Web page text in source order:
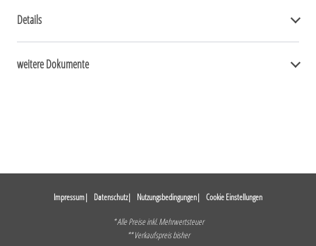
Details
weitere Dokumente
Impressum Datenschutz Nutzungsbedingungen Cookie Einstellungen
* Alle Preise inkl. Mehrwertsteuer
** Verkaufspreis bisher